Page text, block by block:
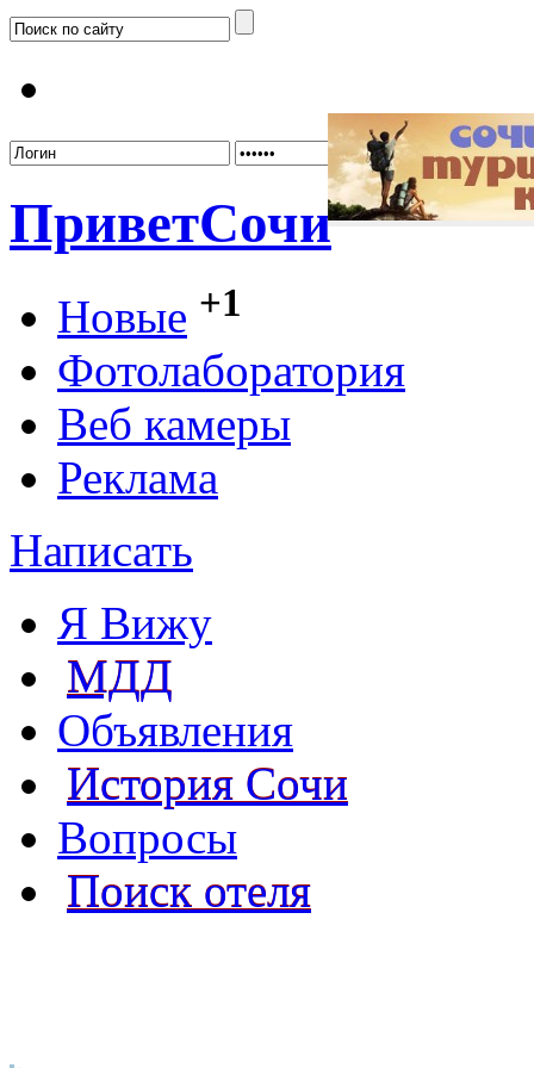
ПриветСочи
Новые +1
Фотолаборатория
Веб камеры
Реклама
Написать
Я Вижу
МДД
Объявления
История Сочи
Вопросы
Поиск отеля